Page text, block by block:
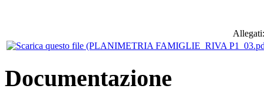
Allegati:
Documentazione